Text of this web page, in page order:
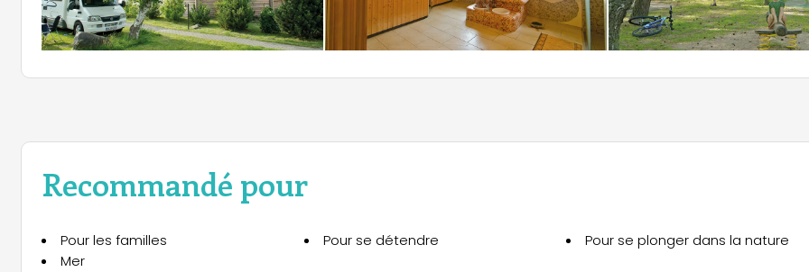
Recommandé pour
Pour les familles Pour se détendre
Pour se plonger dans la nature
Mer